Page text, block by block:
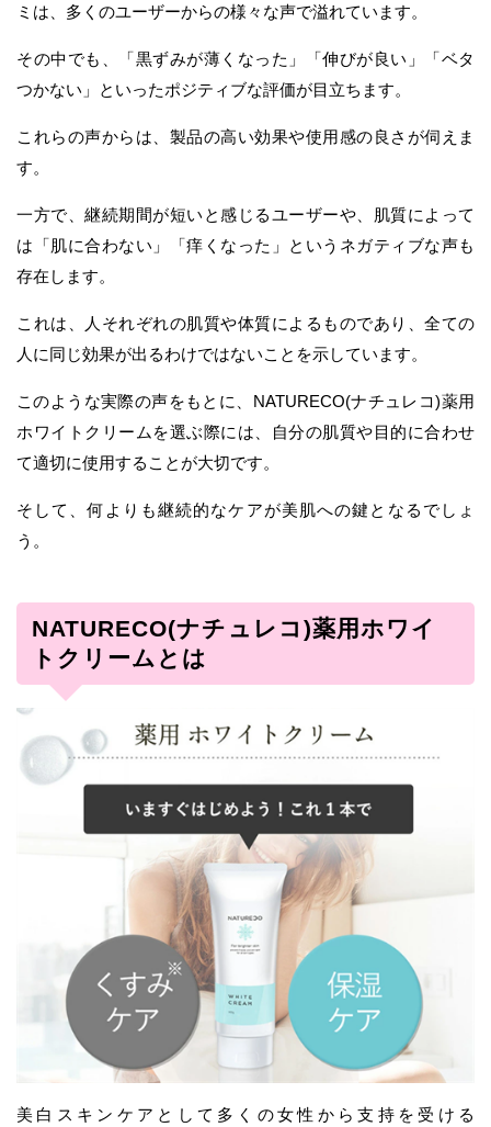
ミは、多くのユーザーからの様々な声で溢れています。
その中でも、「黒ずみが薄くなった」「伸びが良い」「ベタ
つかない」といったポジティブな評価が目立ちます。
これらの声からは、製品の高い効果や使用感の良さが伺えま
す。
一方で、継続期間が短いと感じるユーザーや、肌質によって
は「肌に合わない」「痒くなった」というネガティブな声も
存在します。
これは、人それぞれの肌質や体質によるものであり、全ての
人に同じ効果が出るわけではないことを示しています。
このような実際の声をもとに、NATURECO(ナチュレコ)薬用
ホワイトクリームを選ぶ際には、自分の肌質や目的に合わせ
て適切に使用することが大切です。
そして、何よりも継続的なケアが美肌への鍵となるでしょ
う。
NATURECO(ナチュレコ)薬用ホワイ
トクリームとは
美白スキンケアとして多くの女性から支持を受ける